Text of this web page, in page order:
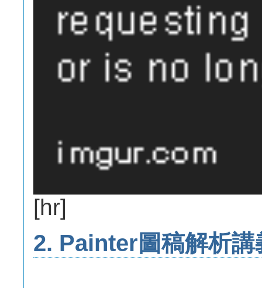
[hr]
2. Painter圖稿解析講